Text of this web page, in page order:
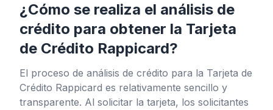
¿Cómo se realiza el análisis de
crédito para obtener la Tarjeta
de Crédito Rappicard?
El proceso de análisis de crédito para la Tarjeta de
Crédito Rappicard es relativamente sencillo y
transparente. Al solicitar la tarjeta, los solicitantes